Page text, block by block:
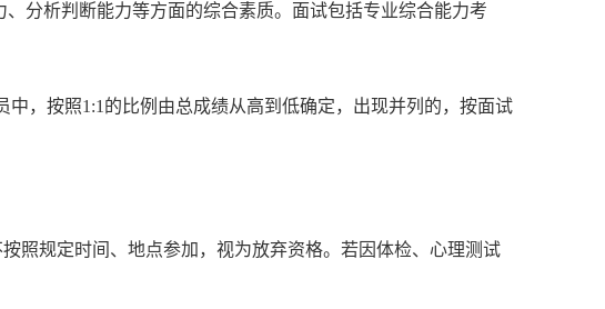
分析判断能力等方面的综合素质。面试包括专业综合能力考
中，按照1:1的比例由总成绩从高到低确定，出现并列的，按面试
照规定时间、地点参加，视为放弃资格。若因体检、心理测试